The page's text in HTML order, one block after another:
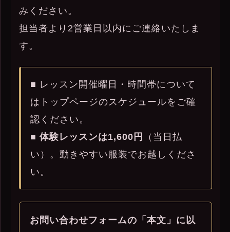
みください。
担当者より2営業日以内にご連絡いたしま
す。
■ レッスン開催曜日・時間帯について
はトップページのスケジュールをご確
認ください。
■ 体験レッスンは1,600円
（当日払
い）。動きやすい服装でお越しくださ
い。
お問い合わせフォームの「本文」に以